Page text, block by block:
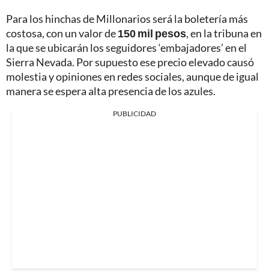
Para los hinchas de Millonarios será la boletería más
costosa, con un valor de150 mil pesos, en la tribuna en
la que se ubicarán los seguidores ‘embajadores’ en el
Sierra Nevada. Por supuesto ese precio elevado causó
molestia y opiniones en redes sociales, aunque de igual
manera se espera alta presencia de los azules.
PUBLICIDAD